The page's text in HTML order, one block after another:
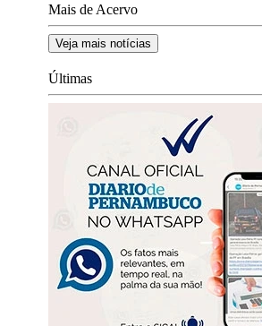
Mais de Acervo
Veja mais notícias
Últimas